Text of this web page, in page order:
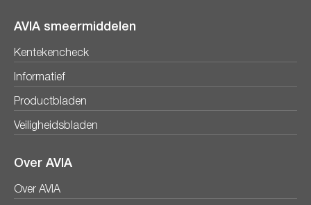
AVIA smeermiddelen
Kentekencheck
Informatief
Productbladen
Veiligheidsbladen
Over AVIA
Over AVIA